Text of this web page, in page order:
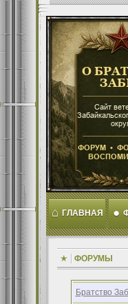
⌂ ГЛАВНАЯ ●
ФОРУМЫ
Братство